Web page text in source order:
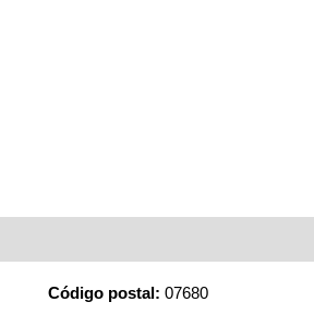
Código postal: 07680